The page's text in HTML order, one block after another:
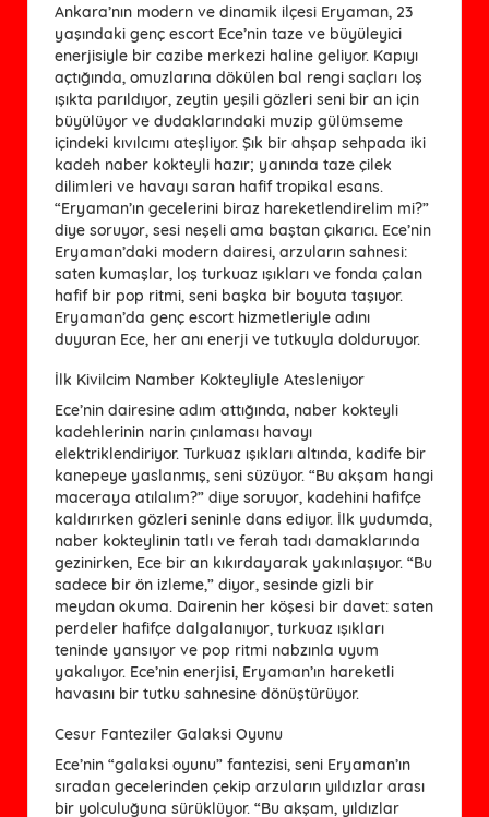
Ankara’nın modern ve dinamik ilçesi Eryaman, 23
yaşındaki genç escort Ece’nin taze ve büyüleyici
enerjisiyle bir cazibe merkezi haline geliyor. Kapıyı
açtığında, omuzlarına dökülen bal rengi saçları loş
ışıkta parıldıyor, zeytin yeşili gözleri seni bir an için
büyülüyor ve dudaklarındaki muzip gülümseme
içindeki kıvılcımı ateşliyor. Şık bir ahşap sehpada iki
kadeh naber kokteyli hazır; yanında taze çilek
dilimleri ve havayı saran hafif tropikal esans.
“Eryaman’ın gecelerini biraz hareketlendirelim mi?”
diye soruyor, sesi neşeli ama baştan çıkarıcı. Ece’nin
Eryaman’daki modern dairesi, arzuların sahnesi:
saten kumaşlar, loş turkuaz ışıkları ve fonda çalan
hafif bir pop ritmi, seni başka bir boyuta taşıyor.
Eryaman’da genç escort hizmetleriyle adını
duyuran Ece, her anı enerji ve tutkuyla dolduruyor.
İlk Kivilcim Namber Kokteyliyle Atesleniyor
Ece’nin dairesine adım attığında, naber kokteyli
kadehlerinin narin çınlaması havayı
elektriklendiriyor. Turkuaz ışıkları altında, kadife bir
kanepeye yaslanmış, seni süzüyor. “Bu akşam hangi
maceraya atılalım?” diye soruyor, kadehini hafifçe
kaldırırken gözleri seninle dans ediyor. İlk yudumda,
naber kokteylinin tatlı ve ferah tadı damaklarında
gezinirken, Ece bir an kıkırdayarak yakınlaşıyor. “Bu
sadece bir ön izleme,” diyor, sesinde gizli bir
meydan okuma. Dairenin her köşesi bir davet: saten
perdeler hafifçe dalgalanıyor, turkuaz ışıkları
teninde yansıyor ve pop ritmi nabzınla uyum
yakalıyor. Ece’nin enerjisi, Eryaman’ın hareketli
havasını bir tutku sahnesine dönüştürüyor.
Cesur Fanteziler Galaksi Oyunu
Ece’nin “galaksi oyunu” fantezisi, seni Eryaman’ın
sıradan gecelerinden çekip arzuların yıldızlar arası
bir yolculuğuna sürüklüyor. “Bu akşam, yıldızlar